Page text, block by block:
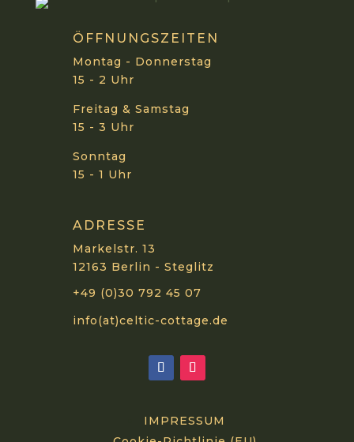
ÖFFNUNGSZEITEN
Montag - Donnerstag
15 - 2 Uhr
Freitag & Samstag
15 - 3 Uhr
Sonntag
15 - 1 Uhr
ADRESSE
Markelstr. 13
12163 Berlin - Steglitz
+49 (0)30 792 45 07
info(at)celtic-cottage.de
IMPRESSUM